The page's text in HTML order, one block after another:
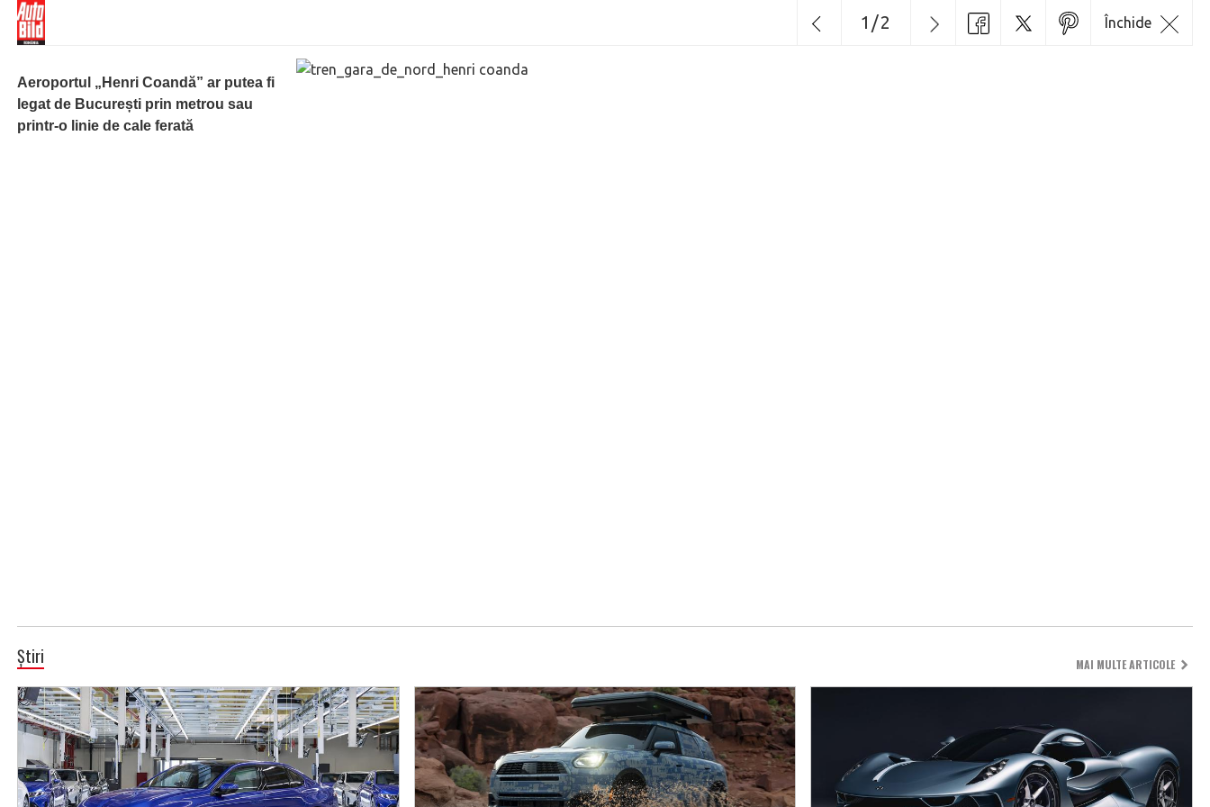
Aeroportul „Henri Coandă” ar putea fi
legat de București prin metrou sau
printr-o linie de cale ferată
Închide
1 /2
Știri MAI MULTE ARTICOLE